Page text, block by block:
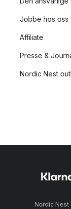
Jobbe hos oss
Affiliate
Presse &
Nordic Nest
Nordic Nest